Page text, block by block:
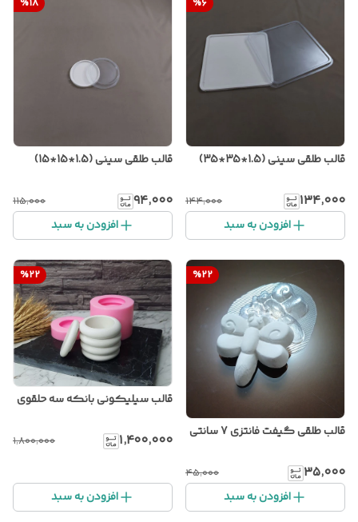
قالب طلقی سینی (1.5*35*35)
۱۳۴٬۰۰۰ ۱۴۴٬۰۰۰
افزودن به سبد
قالب طلقی سینی (1.5*15*15)
۹۴٬۰۰۰ ۱۱۵٬۰۰۰
افزودن به سبد
%22
قالب طلقی گیفت فانتزی 7 سانتی
۳۵٬۰۰۰ ۴۵٬۰۰۰
افزودن به سبد
%22
قالب سیلیکونی بانکه سه حلقوی
۱٬۴۰۰٬۰۰۰ ۱٬۸۰۰٬۰۰۰
افزودن به سبد